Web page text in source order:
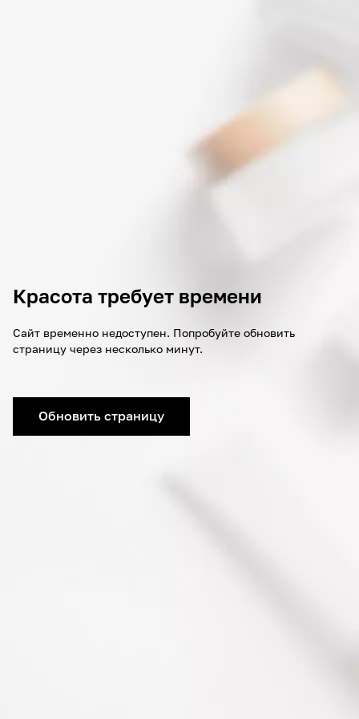
Красота требует времени
Сайт временно недоступен. Попробуйте обновить
страницу через несколько минут.
Обновить страницу